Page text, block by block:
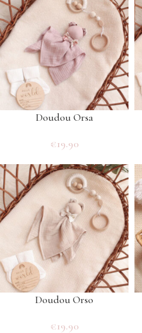
Doudou Orsa
€19.90
Doudou Orso
€19.90